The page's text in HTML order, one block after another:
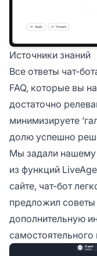
Источники знаний
Все ответы чат-
FAQ, которые вы
достаточно
минимизируете
долю успешно
Мы задали нашему
из функций
сайте, чат-бот
предложил советы
дополнительную
самостоятельного